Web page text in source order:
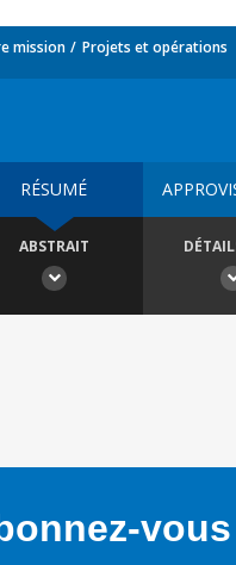
mission Projets et opérations
RÉSUMÉ
ABSTRAIT